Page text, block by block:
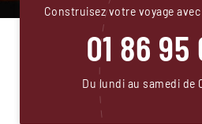
Construisez votre voyage
01 86 95
Du lundi au samedi de